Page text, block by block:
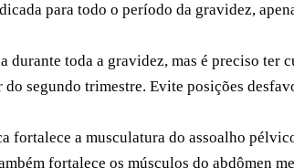
para todo o período da gravidez,
durante toda a gravidez, mas é preciso ter
segundo trimestre. Evite posições
fortalece a musculatura do assoalho
fortalece os músculos do abdômen